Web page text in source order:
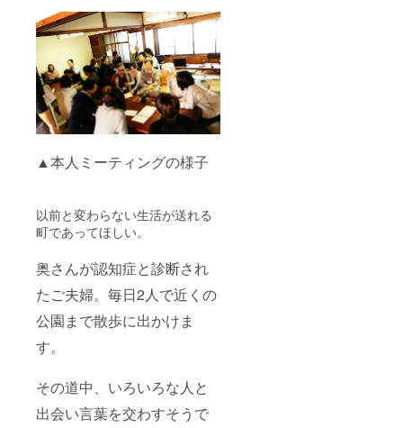
▲本人ミーティングの様子
以前と変わらない生活が送れる
町であってほしい。
奥さんが認知症と診断され
たご夫婦。毎日2人で近くの
公園まで散歩に出かけま
す。
その道中、いろいろな人と
出会い言葉を交わすそうで